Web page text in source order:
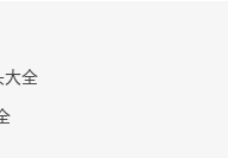
大全